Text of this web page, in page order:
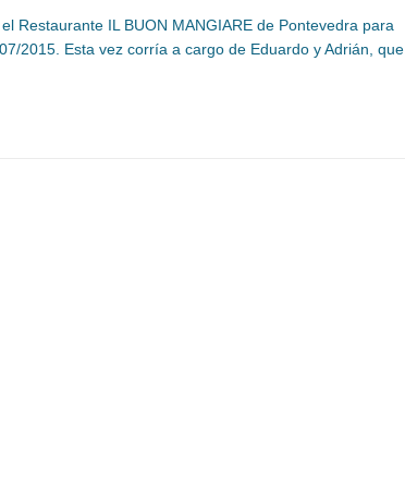
Restaurante IL BUON MANGIARE de Pontevedra para
2015. Esta vez corría a cargo de Eduardo y Adrián, que